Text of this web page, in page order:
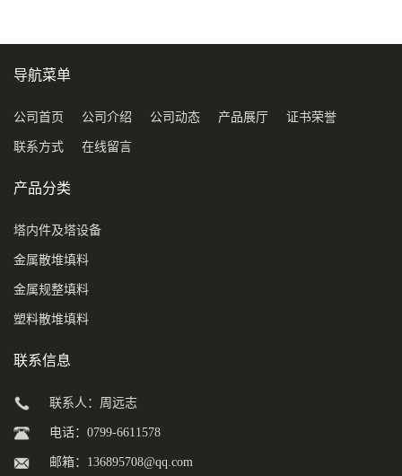
导航菜单
公司首页 公司介绍 公司动态 产品展厅 证书荣誉
联系方式 在线留言
产品分类
塔内件及塔设备
金属散堆填料
金属规整填料
塑料散堆填料
联系信息
联系人：周远志
电话：0799-6611578
邮箱： 136895708@qq.com